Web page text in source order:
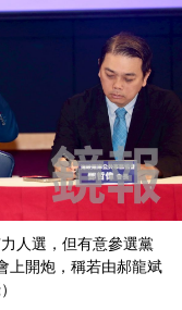
人選，但有意參選黨
上開炮，稱若由郝龍斌